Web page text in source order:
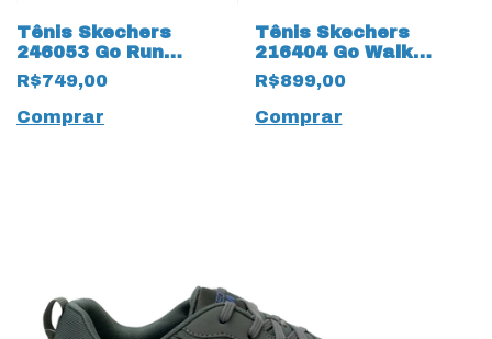
Tênis Skechers
246053 Go Run
Persistence Carbon
Infused 14368 Cinza
R$749,00
Comprar
Tênis Skechers
216404 Go Walk
Massage Fit 15173
Preto
R$899,00
Comprar